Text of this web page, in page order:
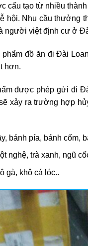
cấu tạo từ nhiều
hội. Nhu cầu thưởng
người việt định cư ở
phẩm đồ ăn đi Đài Loan
hơn.
được phép gửi đi
xảy ra trường hợp
bánh pía, bánh cốm,
nghệ, trà xanh, ngũ
gà, khô cá lóc..